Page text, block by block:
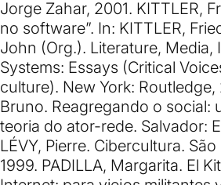
Jorge Zahar, 2001. KITTLER,
no software”. In: KITTLER,
John (Org.). Literature, Media,
Systems: Essays (Critical
culture). New York: Routledge,
Bruno. Reagregando o social:
teoria do ator-rede. Salvador:
LÉVY, Pierre. Cibercultura.
1999. PADILLA, Margarita. El